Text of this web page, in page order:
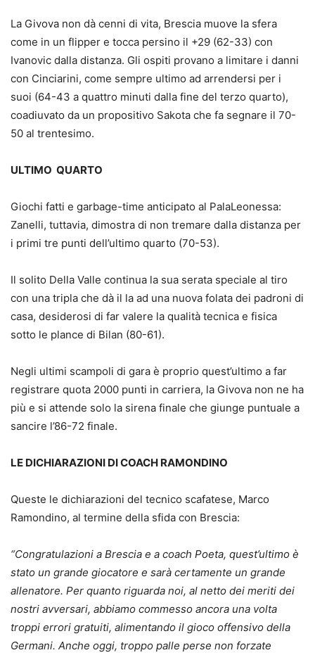
La Givova non dà cenni di vita, Brescia muove la sfera
come in un flipper e tocca persino il +29 (62-33) con
Ivanovic dalla distanza. Gli ospiti provano a limitare i danni
con Cinciarini, come sempre ultimo ad arrendersi per i
suoi (64-43 a quattro minuti dalla fine del terzo quarto),
coadiuvato da un propositivo Sakota che fa segnare il 70-
50 al trentesimo.
ULTIMO QUARTO
Giochi fatti e garbage-time anticipato al PalaLeonessa:
Zanelli, tuttavia, dimostra di non tremare dalla distanza per
i primi tre punti dell’ultimo quarto (70-53).
Il solito Della Valle continua la sua serata speciale al tiro
con una tripla che dà il la ad una nuova folata dei padroni di
casa, desiderosi di far valere la qualità tecnica e fisica
sotto le plance di Bilan (80-61).
Negli ultimi scampoli di gara è proprio quest’ultimo a far
registrare quota 2000 punti in carriera, la Givova non ne ha
più e si attende solo la sirena finale che giunge puntuale a
sancire l’86-72 finale.
LE DICHIARAZIONI DI COACH RAMONDINO
Queste le dichiarazioni del tecnico scafatese, Marco
Ramondino, al termine della sfida con Brescia:
“Congratulazioni a Brescia e a coach Poeta, quest’ultimo è
stato un grande giocatore e sarà certamente un grande
allenatore. Per quanto riguarda noi, al netto dei meriti dei
nostri avversari, abbiamo commesso ancora una volta
troppi errori gratuiti, alimentando il gioco offensivo della
Germani. Anche oggi, troppo palle perse non forzate